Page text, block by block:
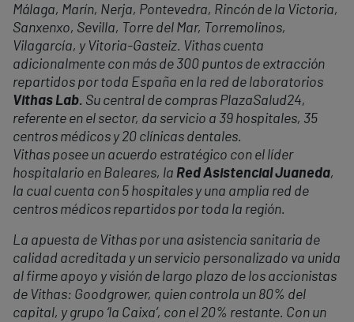
Málaga, Marín, Nerja, Pontevedra, Rincón de la Victoria,
Sanxenxo, Sevilla, Torre del Mar, Torremolinos,
Vilagarcía, y Vitoria-Gasteiz. Vithas cuenta
adicionalmente con más de 300 puntos de extracción
repartidos por toda España en la red de laboratorios
Vithas Lab. Su central de compras PlazaSalud24,
referente en el sector, da servicio a 39 hospitales, 35
centros médicos y 20 clínicas dentales.
Vithas posee un acuerdo estratégico con el líder
hospitalario en Baleares, la Red Asistencial Juaneda,
la cual cuenta con 5 hospitales y una amplia red de
centros médicos repartidos por toda la región.
La apuesta de Vithas por una asistencia sanitaria de
calidad acreditada y un servicio personalizado va unida
al firme apoyo y visión de largo plazo de los accionistas
de Vithas: Goodgrower, quien controla un 80% del
capital, y grupo ‘la Caixa’, con el 20% restante. Con un